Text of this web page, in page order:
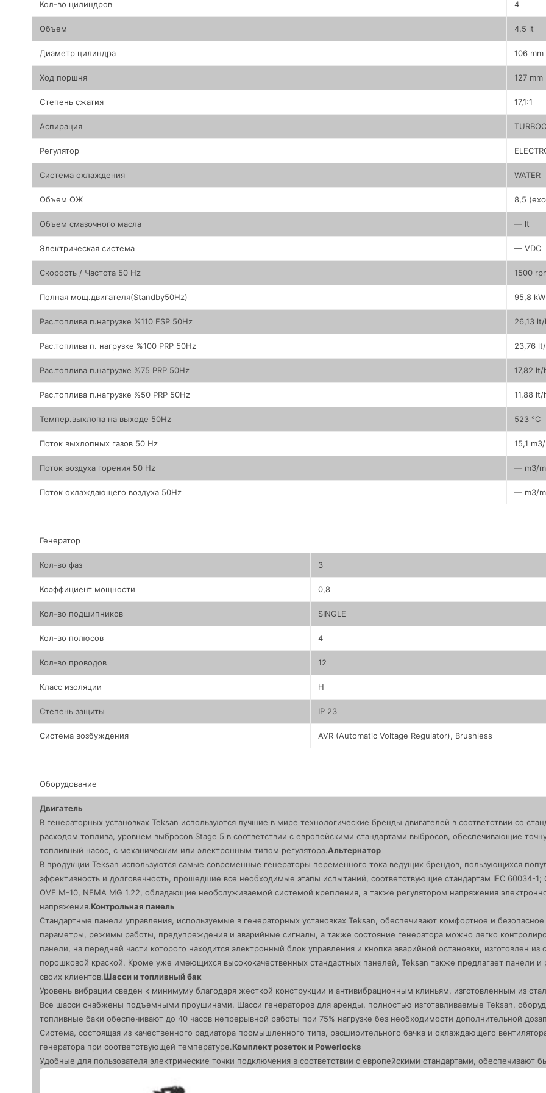
Кол-во цилиндров 4
Объем 4,5 lt
Диаметр цилиндра 106 mm
Ход поршня 127 mm
Степень сжатия 17,1:1
Аспирация
Регулятор
Система охлаждения WATER
Объем ОЖ 8,5
Объем смазочного масла — lt
Электрическая система — VDC
Скорость / Частота 50 Hz 1500
Полная мощ.двигателя(Standby50Hz) 95,8 kW
Рас.топлива п.нагрузке %110 ESP 50Hz 26,13 lt/
Рас.топлива п. нагрузке %100 PRP 50Hz 23,76
Рас.топлива п.нагрузке %75 PRP 50Hz 17,82 lt/
Рас.топлива п.нагрузке %50 PRP 50Hz 11,88 lt/
Темпер.выхлопа на выходе 50Hz 523 °C
Поток выхлопных газов 50 Hz 15,1
Поток воздуха горения 50 Hz — m3/
Поток охлаждающего воздуха 50Hz — m3/
Генератор
Кол-во фаз 3
Коэффициент мощности 0,8
Кол-во подшипников SINGLE
Кол-во полюсов 4
Кол-во проводов 12
Класс изоляции H
Степень защиты IP 23
Система возбуждения AVR (Automatic Voltage Regulator), Brushless
Оборудование
Двигатель
В генераторных установках Teksan используются лучшие в мире технологические бренды двигателей в соответствии со
расходом топлива, уровнем выбросов Stage 5 в соответствии с европейскими стандартами выбросов, обеспечивающие
топливный насос, с механическим или электронным типом регулятора.Альтернатор
В продукции Teksan используются самые современные генераторы переменного тока ведущих брендов, пользующихся
эффективность и долговечность, прошедшие все необходимые этапы испытаний, соответствующие стандартам IEC 60034-1;
OVE M-10, NEMA MG 1.22, обладающие необслуживаемой системой крепления, а также регулятором напряжения
напряжения.Контрольная панель
Стандартные панели управления, используемые в генераторных установках Teksan, обеспечивают комфортное и
параметры, режимы работы, предупреждения и аварийные сигналы, а также состояние генератора можно легко
панели, на передней части которого находится электронный блок управления и кнопка аварийной остановки, изготовлен из
порошковой краской. Кроме уже имеющихся высококачественных стандартных панелей, Teksan также предлагает панели
своих клиентов.Шасси и топливный бак
Уровень вибрации сведен к минимуму благодаря жесткой конструкции и антивибрационным клиньям, изготовленным из
Все шасси снабжены подъемными проушинами. Шасси генераторов для аренды, полностью изготавливаемые Teksan,
топливные баки обеспечивают до 40 часов непрерывной работы при 75% нагрузке без необходимости дополнительной
Система, состоящая из качественного радиатора промышленного типа, расширительного бачка и охлаждающего
генератора при соответствующей температуре.Комплект розеток и Powerlocks
Удобные для пользователя электрические точки подключения в соответствии с европейскими стандартами, обеспечивают